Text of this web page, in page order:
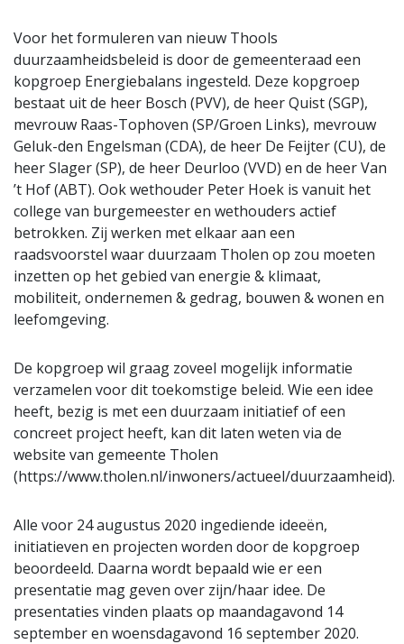
Voor het formuleren van nieuw Thools
duurzaamheidsbeleid is door de gemeenteraad een
kopgroep Energiebalans ingesteld. Deze kopgroep
bestaat uit de heer Bosch (PVV), de heer Quist (SGP),
mevrouw Raas-Tophoven (SP/Groen Links), mevrouw
Geluk-den Engelsman (CDA), de heer De Feijter (CU), de
heer Slager (SP), de heer Deurloo (VVD) en de heer Van
’t Hof (ABT). Ook wethouder Peter Hoek is vanuit het
college van burgemeester en wethouders actief
betrokken. Zij werken met elkaar aan een
raadsvoorstel waar duurzaam Tholen op zou moeten
inzetten op het gebied van energie & klimaat,
mobiliteit, ondernemen & gedrag, bouwen & wonen en
leefomgeving.
De kopgroep wil graag zoveel mogelijk informatie
verzamelen voor dit toekomstige beleid. Wie een idee
heeft, bezig is met een duurzaam initiatief of een
concreet project heeft, kan dit laten weten via de
website van gemeente Tholen
(https://www.tholen.nl/inwoners/actueel/duurzaamheid).
Alle voor 24 augustus 2020 ingediende ideeën,
initiatieven en projecten worden door de kopgroep
beoordeeld. Daarna wordt bepaald wie er een
presentatie mag geven over zijn/haar idee. De
presentaties vinden plaats op maandagavond 14
september en woensdagavond 16 september 2020.